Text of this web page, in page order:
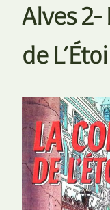
Alves 2-
de